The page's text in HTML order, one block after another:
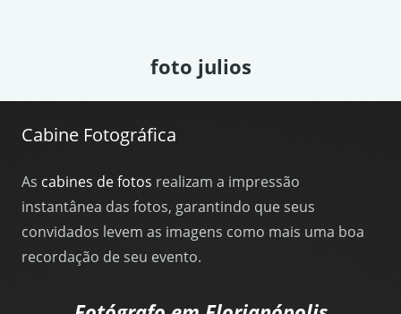
foto julios
Cabine Fotográfica
As cabines de fotos realizam a impressão
instantânea das fotos, garantindo que seus
convidados levem as imagens como mais uma boa
recordação de seu evento.